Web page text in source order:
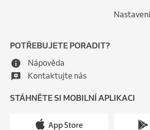
POTŘEBUJETE PORADIT?
Nápověda
Kontaktujte nás
STÁHNĚTE SI MOBILNÍ APLIKACI